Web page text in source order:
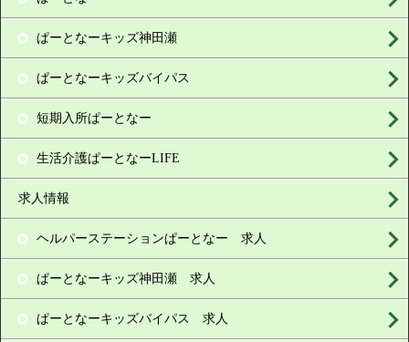
ぱーとなーキッズ神田瀬
ぱーとなーキッズバイパス
短期入所ぱーとなー
生活介護ぱーとなーLIFE
求人情報
ヘルパーステーションぱーとなー 求人
ぱーとなーキッズ神田瀬 求人
ぱーとなーキッズバイパス 求人